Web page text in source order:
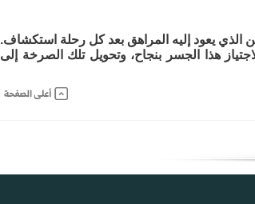
الذي يعود إليه المراهق بعد كل رحلة استكشاف.
هذا الجسر بنجاح، وتحويل تلك الصرخة إلى